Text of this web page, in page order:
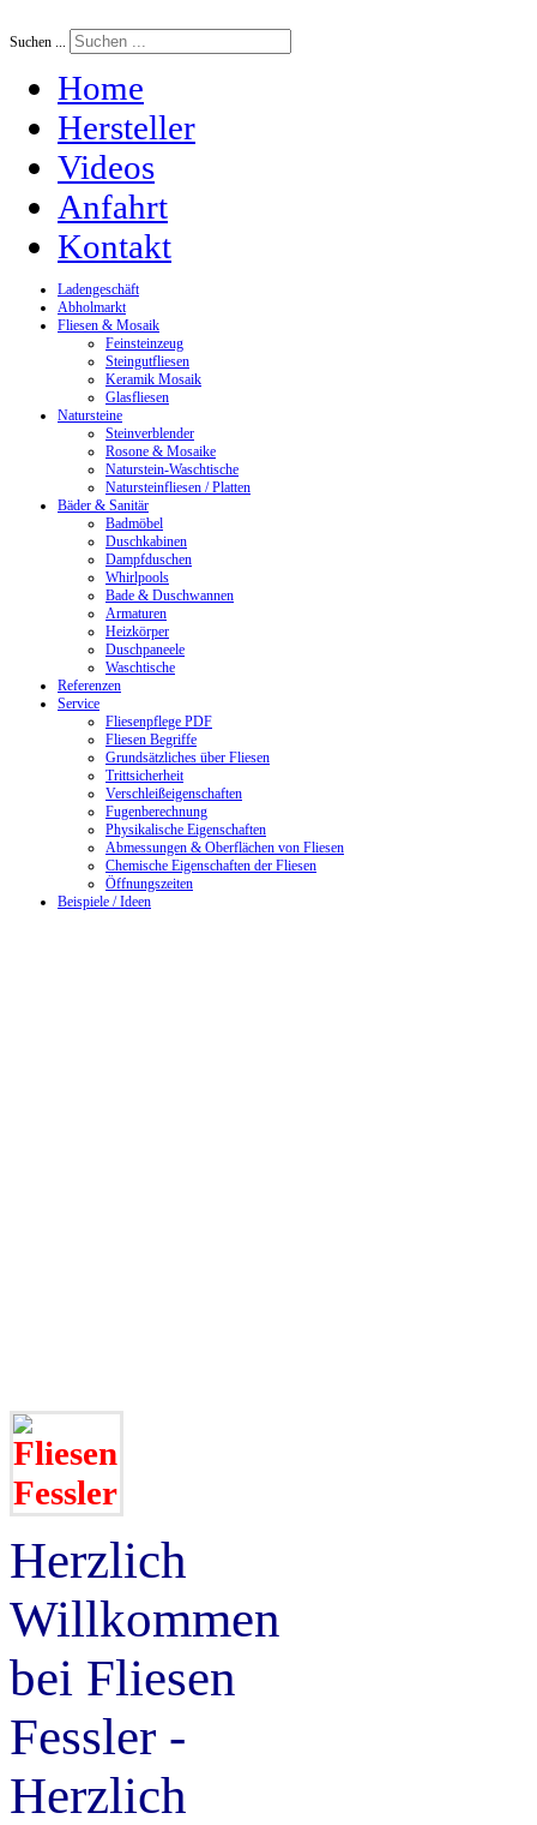
Suchen ...
Home
Hersteller
Videos
Anfahrt
Kontakt
Ladengeschäft
Abholmarkt
Fliesen & Mosaik
Feinsteinzeug
Steingutfliesen
Keramik Mosaik
Glasfliesen
Natursteine
Steinverblender
Rosone & Mosaike
Naturstein-Waschtische
Natursteinfliesen / Platten
Bäder & Sanitär
Badmöbel
Duschkabinen
Dampfduschen
Whirlpools
Bade & Duschwannen
Armaturen
Heizkörper
Duschpaneele
Waschtische
Referenzen
Service
Fliesenpflege PDF
Fliesen Begriffe
Grundsätzliches über Fliesen
Trittsicherheit
Verschleißeigenschaften
Fugenberechnung
Physikalische Eigenschaften
Abmessungen & Oberflächen von Fliesen
Chemische Eigenschaften der Fliesen
Öffnungszeiten
Beispiele / Ideen
Herzlich
Willkommen
bei Fliesen
Fessler -
Herzlich